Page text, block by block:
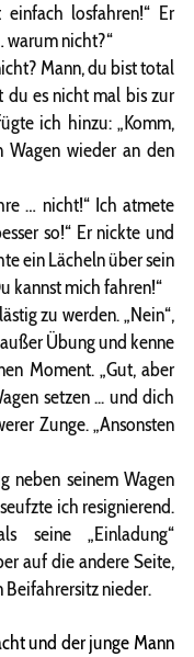
losfahren!“ Er
warum nicht?“
Mann, du bist total
du es nicht mal bis zur
ich hinzu: „Komm,
Wagen wieder an den
… nicht!“ Ich atmete
so!“ Er nickte und
ein Lächeln über sein
kannst mich fahren!“
zu werden. „Nein“,
Übung und kenne
Moment. „Gut, aber
setzen ... und dich
Zunge. „Ansonsten
neben seinem Wagen
ich resignierend.
seine „Einladung“
auf die andere Seite,
nieder.
und der junge Mann